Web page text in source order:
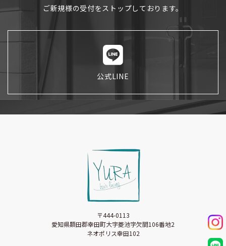
ご新規様の受付をストップしております。
公式LINE
〒444-0113
愛知県額田郡幸田町大字菱池字欠間106番地2
ネオポリス幸田102